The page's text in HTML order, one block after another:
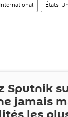
International États-
Sputnik
jamais